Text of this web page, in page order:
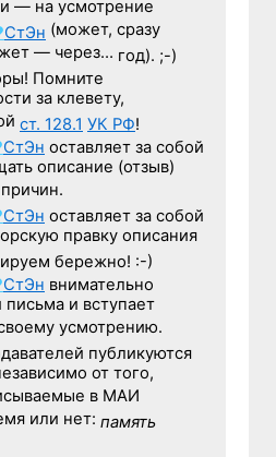
— на усмотрение
СтЭн (может, сразу
— через… год). ;-)
Помните
за клевету,
ст. 128.1 УК РФ!
СтЭн оставляет за собой
описание (отзыв)
СтЭн оставляет за собой
правку описания
бережно! :-)
СтЭн внимательно
письма и вступает
усмотрению.
публикуются
от того,
в МАИ
или нет: память